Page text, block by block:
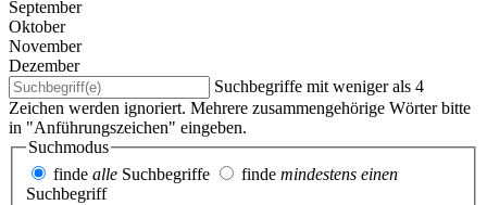
September
Oktober
November
Dezember
Suchbegriffe mit weniger als 4
Zeichen werden ignoriert. Mehrere zusammengehörige Wörter bitte
in "Anführungszeichen" eingeben.
Suchmodus
finde alle Suchbegriffe finde mindestens einen
Suchbegriff